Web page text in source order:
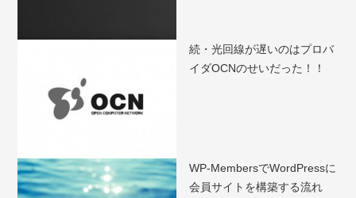
続・光回線が遅いのはプロバ
イダOCNのせいだった！！
WP-MembersでWordPressに
会員サイトを構築する流れ